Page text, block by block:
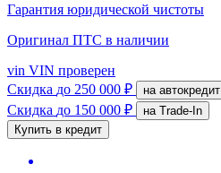
Гарантия юридической чистоты
Оригинал ПТС в наличии
vin VIN проверен
Скидка до 250 000 ₽ на автокредит
Скидка до 150 000 ₽
на Trade-In
Купить в кредит